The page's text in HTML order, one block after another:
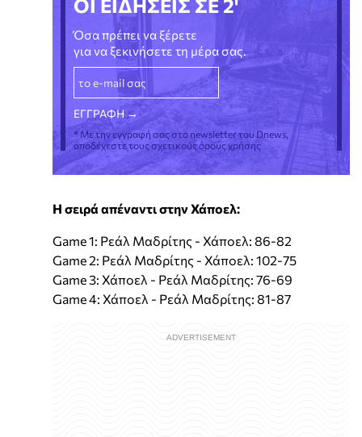
ΟΙ ΕΙΔΗΣΕΙΣ ΣΕ 2'
Όσα πρέπει να ξέρετε
για να ξεκινήσετε τη μέρα σας.
* Με την εγγραφή σας στο newsletter του Dnews,
αποδέχεστε τους σχετικούς όρους χρήσης
Η σειρά απέναντι στην Χάποελ:
Game 1: Ρεάλ Μαδρίτης - Χάποελ: 86-82
Game 2: Ρεάλ Μαδρίτης - Χάποελ: 102-75
Game 3: Χάποελ - Ρεάλ Μαδρίτης: 76-69
Game 4: Χάποελ - Ρεάλ Μαδρίτης: 81-87